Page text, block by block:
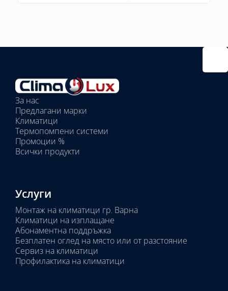
Избрани
вътрешни
тела:
Избрано
тяло:
За нас
Предлагани марки
Климатици
Термопомпени системи
Промоции %
Всички продукти
Услуги
Монтаж на климатици гр. Варна
Климатици на изплащане
Абонаментна поддръжка
Безплатен оглед на място или от разстояние
Сервиз на климатици
Профилактика на климатици